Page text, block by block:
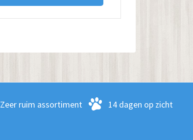
Zeer ruim assortiment
14 dagen op zicht